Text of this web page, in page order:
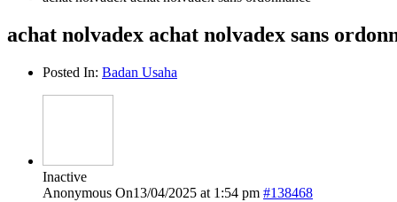
achat nolvadex achat nolvadex sans
Posted In: Badan Usaha
Inactive
Anonymous On13/04/2025 at 1:54 pm #138468